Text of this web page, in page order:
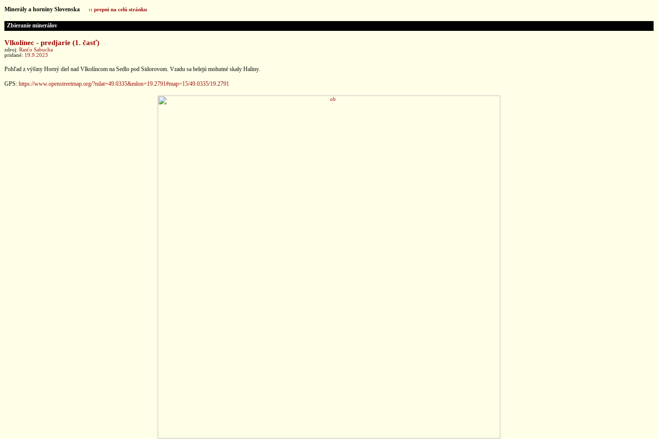
Minerály a horniny Slovenska :: prepni na celú stránku
Zbieranie minerálov
Vlkolínec - predjarie (1. časť)
zdroj: Rasťo Sabucha
pridané: 19.9.2023
Pohľad z výšiny Horný diel nad Vlkolíncom na Sedlo pod Sidorovom. Vzadu sa belejú mohutné skaly Haliny.
GPS: https://www.openstreetmap.org/?mlat=49.0335&mlon=19.2791#map=15/49.0335/19.2791